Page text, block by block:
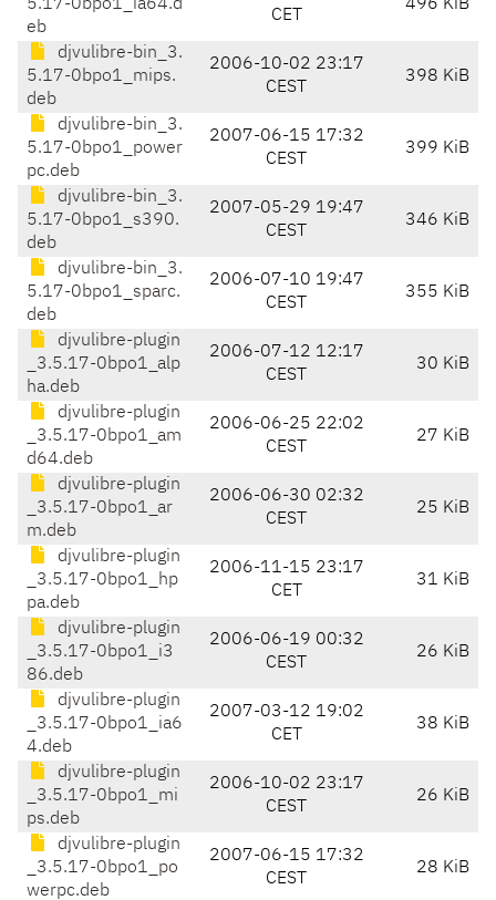
5.17-0bpo1_ia64.d
eb
CET
496 KiB
djvulibre-bin_3.
5.17-0bpo1_mips.
deb
2006-10-02 23:17
CEST
398 KiB
djvulibre-bin_3.
5.17-0bpo1_power
pc.deb
2007-06-15 17:32
CEST
399 KiB
djvulibre-bin_3.
5.17-0bpo1_s390.
deb
2007-05-29 19:47
CEST
346 KiB
djvulibre-bin_3.
5.17-0bpo1_sparc.
deb
2006-07-10 19:47
CEST
355 KiB
djvulibre-plugin
_3.5.17-0bpo1_alp
ha.deb
2006-07-12 12:17
CEST
30 KiB
djvulibre-plugin
_3.5.17-0bpo1_am
d64.deb
2006-06-25 22:02
CEST
27 KiB
djvulibre-plugin
_3.5.17-0bpo1_ar
m.deb
2006-06-30 02:32
CEST
25 KiB
djvulibre-plugin
_3.5.17-0bpo1_hp
pa.deb
2006-11-15 23:17
CET
31 KiB
djvulibre-plugin
_3.5.17-0bpo1_i3
86.deb
2006-06-19 00:32
CEST
26 KiB
djvulibre-plugin
_3.5.17-0bpo1_ia6
4.deb
2007-03-12 19:02
CET
38 KiB
djvulibre-plugin
_3.5.17-0bpo1_mi
ps.deb
2006-10-02 23:17
CEST
26 KiB
djvulibre-plugin
_3.5.17-0bpo1_po
werpc.deb
2007-06-15 17:32
CEST
28 KiB